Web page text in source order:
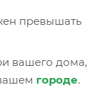
превышать
вашего дома,
городе.